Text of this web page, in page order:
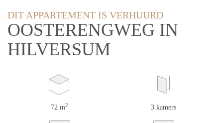
DIT APPARTEMENT IS VERHUURD
OOSTERENGWEG IN
HILVERSUM
72 m2 3 kamers